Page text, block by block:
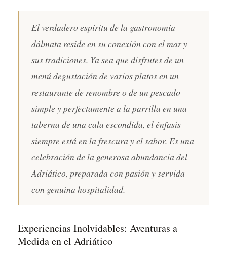
El verdadero espíritu de la gastronomía
dálmata reside en su conexión con el mar y
sus tradiciones. Ya sea que disfrutes de un
menú degustación de varios platos en un
restaurante de renombre o de un pescado
simple y perfectamente a la parrilla en una
taberna de una cala escondida, el énfasis
siempre está en la frescura y el sabor. Es una
celebración de la generosa abundancia del
Adriático, preparada con pasión y servida
con genuina hospitalidad.
Experiencias Inolvidables: Aventuras a
Medida en el Adriático